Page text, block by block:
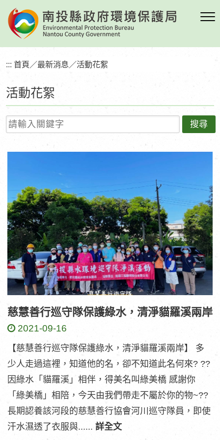
到
要
區
塊活動花絮
::: 首頁 ／最新消息 ／活動花絮
請輸入關鍵字
慈慧善行巡守隊保護綠水，清淨貓羅溪兩岸
2021-09-16
【慈慧善行巡守隊保護綠水，清淨貓羅溪兩岸】 多
少人走過這裡，知道他的名，卻不知道此名何來? ??
因綠水「貓羅溪」相伴，得美名叫綠美橋 感謝你
「綠美橋」相陪，今天由我們帶走不屬於你的物~??
長期認養該河段的慈慧善行協會河川巡守隊員，即使
汗水濕透了衣服與...... 詳全文